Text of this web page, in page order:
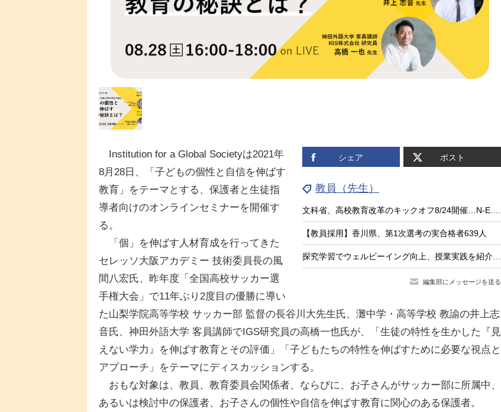
シェア ポスト
教員（先生）
文科省、高校教育改革のキックオフ8/24開催…N-E.X.T.始動
【教員採用】香川県、第1次選考の実合格者639人
探究学習でウェルビーイング向上、授業実践を紹介する中高教員向けセミナー8/26
編集部にメッセージを送る
Institution for a Global Societyは2021年
8月28日、「子どもの個性と自信を伸ばす
教育」をテーマとする、保護者と生徒指
導者向けのオンラインセミナーを開催す
る。
「個」を伸ばす人材育成を行ってきた
セレッソ大阪アカデミー 技術委員長の風
間八宏氏、昨年度「全国高校サッカー選
手権大会」で11年ぶり2度目の優勝に導い
た山梨学院高等学校 サッカー部 監督の長谷川大先生氏、灘中学・高等学校 教諭の井上志
音氏、神田外語大学 客員講師でIGS研究員の高橋一也氏が、「生徒の特性を生かした『見
えない学力』を伸ばす教育とその評価」「子どもたちの特性を伸ばすために必要な視点と
アプローチ」をテーマにディスカッションする。
おもな対象は、教員、教育委員会関係者、ならびに、お子さんがサッカー部に所属中、
あるいは検討中の保護者、お子さんの個性や自信を伸ばす教育に関心のある保護者。